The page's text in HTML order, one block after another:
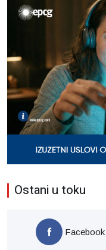
Ostani u toku
Facebook